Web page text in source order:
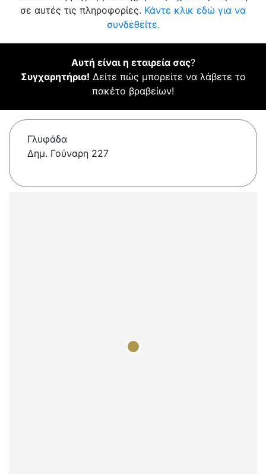
σε αυτές τις πληροφορίες. Κάντε κλικ εδώ για να
συνδεθείτε.
Αυτή είναι η εταιρεία σας?
Συγχαρητήρια! Δείτε πώς μπορείτε να λάβετε το
πακέτο βραβείων!
Γλυφάδα
Δημ. Γούναρη 227